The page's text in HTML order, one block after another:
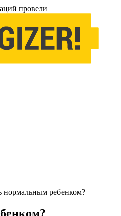
провели
нормальным ребенком?